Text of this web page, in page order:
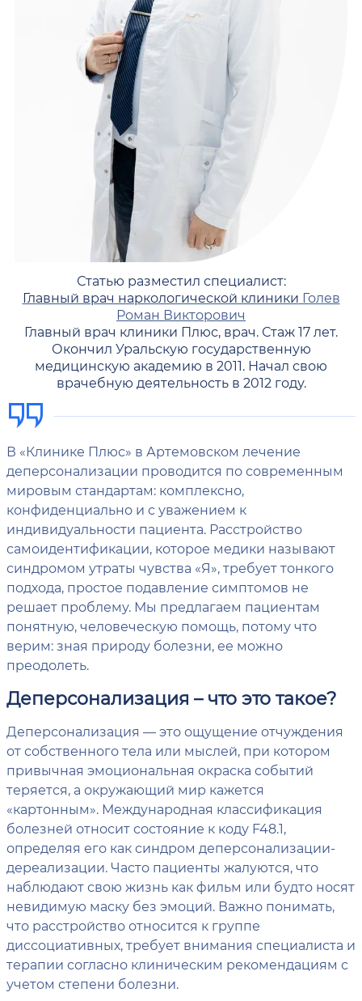
Статью разместил специалист:
Главный врач наркологической клиники Голев
Роман Викторович
Главный врач клиники Плюс, врач. Стаж 17 лет.
Окончил Уральскую государственную
медицинскую академию в 2011. Начал свою
врачебную деятельность в 2012 году.
В «Клинике Плюс» в Артемовском лечение
деперсонализации проводится по современным
мировым стандартам: комплексно,
конфиденциально и с уважением к
индивидуальности пациента. Расстройство
самоидентификации, которое медики называют
синдромом утраты чувства «Я», требует тонкого
подхода, простое подавление симптомов не
решает проблему. Мы предлагаем пациентам
понятную, человеческую помощь, потому что
верим: зная природу болезни, ее можно
преодолеть.
Деперсонализация – что это такое?
Деперсонализация — это ощущение отчуждения
от собственного тела или мыслей, при котором
привычная эмоциональная окраска событий
теряется, а окружающий мир кажется
«картонным». Международная классификация
болезней относит состояние к коду F48.1,
определяя его как синдром деперсонализации-
дереализации. Часто пациенты жалуются, что
наблюдают свою жизнь как фильм или будто носят
невидимую маску без эмоций. Важно понимать,
что расстройство относится к группе
диссоциативных, требует внимания специалиста и
терапии согласно клиническим рекомендациям с
учетом степени болезни.